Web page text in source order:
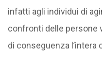
infatti agli individui di
confronti delle persone
di conseguenza l’intera